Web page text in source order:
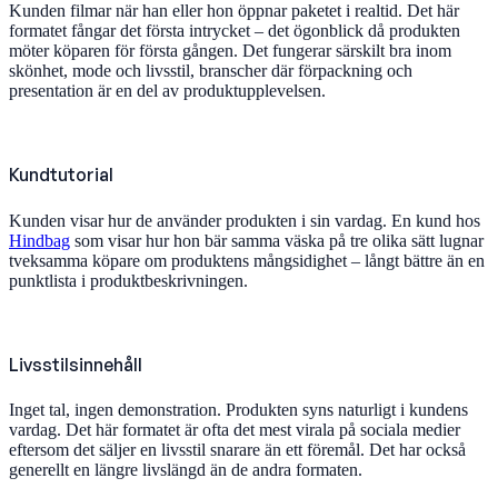
Kunden filmar när han eller hon öppnar paketet i realtid. Det här
formatet fångar det första intrycket – det ögonblick då produkten
möter köparen för första gången. Det fungerar särskilt bra inom
skönhet, mode och livsstil, branscher där förpackning och
presentation är en del av produktupplevelsen.
Kundtutorial
Kunden visar hur de använder produkten i sin vardag. En kund hos
Hindbag som visar hur hon bär samma väska på tre olika sätt lugnar
tveksamma köpare om produktens mångsidighet – långt bättre än en
punktlista i produktbeskrivningen.
Livsstilsinnehåll
Inget tal, ingen demonstration. Produkten syns naturligt i kundens
vardag. Det här formatet är ofta det mest virala på sociala medier
eftersom det säljer en livsstil snarare än ett föremål. Det har också
generellt en längre livslängd än de andra formaten.